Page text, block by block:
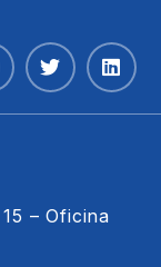
– Oficina